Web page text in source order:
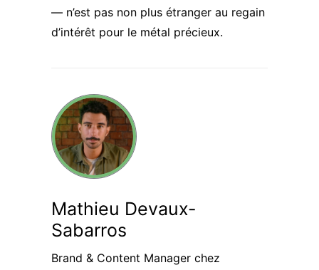
— n’est pas non plus étranger au regain
d’intérêt pour le métal précieux.
Mathieu Devaux-
Sabarros
Brand & Content Manager chez